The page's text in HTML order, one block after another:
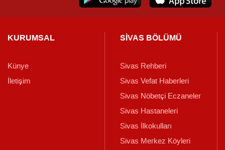
KURUMSAL
Künye
İletişim
SİVAS BÖLÜMÜ
Sivas Rehberi
Sivas Vefat Haberleri
Sivas Nöbetçi Eczaneler
Sivas Hastaneleri
Sivas İlkokulları
Sivas Merkez Köyleri